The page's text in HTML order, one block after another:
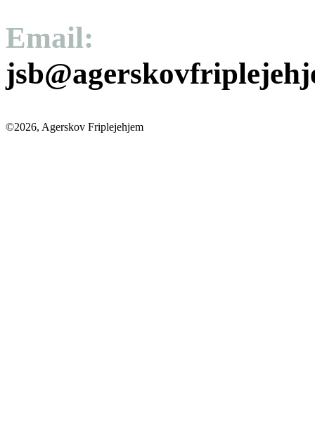
Email:
©2026, Agerskov Friplejehjem